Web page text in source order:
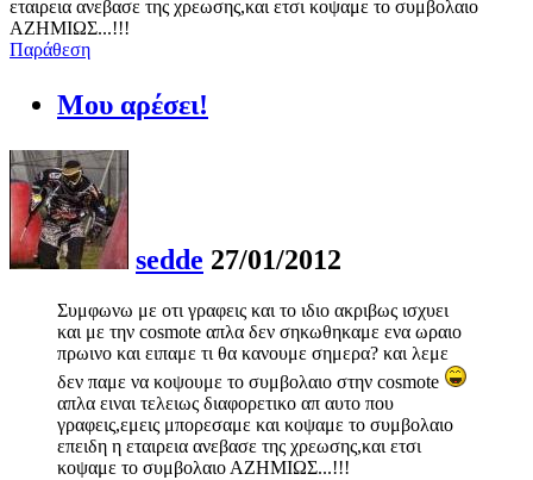
εταιρεια ανεβασε της χρεωσης,και ετσι κοψαμε το συμβολαιο
ΑΖΗΜΙΩΣ...!!!
Παράθεση
Μου αρέσει!
sedde 27/01/2012
Συμφωνω με οτι γραφεις και το ιδιο ακριβως ισχυει
και με την cosmote απλα δεν σηκωθηκαμε ενα ωραιο
πρωινο και ειπαμε τι θα κανουμε σημερα? και λεμε
δεν παμε να κοψουμε το συμβολαιο στην cosmote
απλα ειναι τελειως διαφορετικο απ αυτο που
γραφεις,εμεις μπορεσαμε και κοψαμε το συμβολαιο
επειδη η εταιρεια ανεβασε της χρεωσης,και ετσι
κοψαμε το συμβολαιο ΑΖΗΜΙΩΣ...!!!